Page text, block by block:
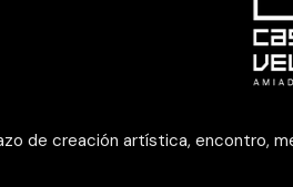
de creación artística, encontro,